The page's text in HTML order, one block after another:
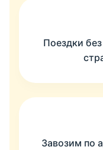
Поездки
Завозим по